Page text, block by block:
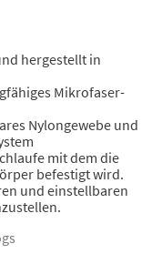
hergestellt in
Mikrofaser-
Nylongewebe und
mit dem die
befestigt wird.
und einstellbaren